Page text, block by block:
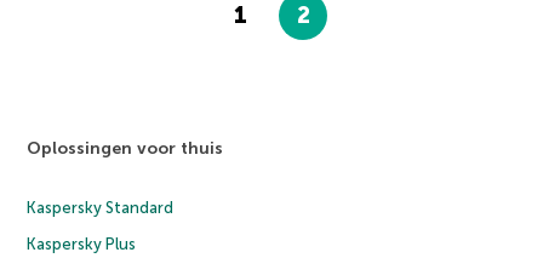
1 2
Oplossingen voor thuis
Kaspersky Standard
Kaspersky Plus